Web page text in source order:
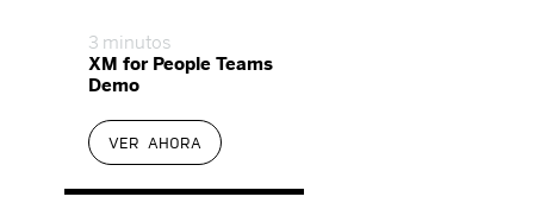
3 minutos
XM for People Teams
Demo
VER AHORA